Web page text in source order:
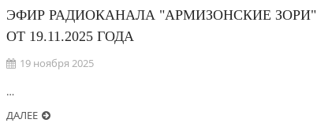
ЭФИР РАДИОКАНАЛА "АРМИЗОНСКИЕ ЗОРИ"
ОТ 19.11.2025 ГОДА
19 ноября 2025
…
ДАЛЕЕ